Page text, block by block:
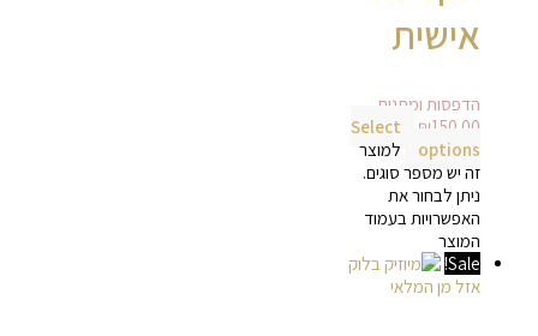
אישית
הדפסות ומתנות
₪150.00
Select
options
למוצר
זה יש מספר סוגים.
ניתן לבחור את
האפשרויות בעמוד
המוצר
Sale!
אזל מן המלאי